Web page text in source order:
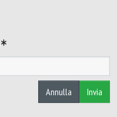
Annulla Invia